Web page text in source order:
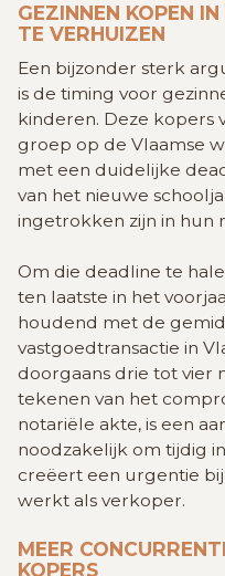
GEZINNEN KOPEN
TE VERHUIZEN
Een bijzonder sterk
is de timing voor
kinderen. Deze kopers
groep op de Vlaamse
met een duidelijke
van het nieuwe
ingetrokken zijn in hun
Om die deadline te
ten laatste in het
houdend met de
vastgoedtransactie in
doorgaans drie tot vier
tekenen van het
notariële akte, is een
noodzakelijk om tijdig
creëert een urgentie
werkt als verkoper.
MEER
KOPERS